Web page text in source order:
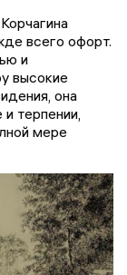
всего офорт.
и
высокие
она
терпении,
мере